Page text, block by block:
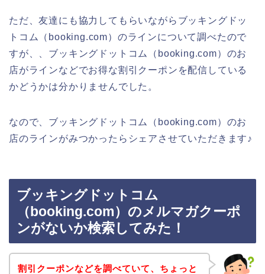
ただ、友達にも協力してもらいながらブッキングドッ
トコム（booking.com）のラインについて調べたので
すが、、ブッキングドットコム（booking.com）のお
店がラインなどでお得な割引クーポンを配信している
かどうかは分かりませんでした。
なので、ブッキングドットコム（booking.com）のお
店のラインがみつかったらシェアさせていただきます♪
ブッキングドットコム
（booking.com）のメルマガクーポ
ンがないか検索してみた！
割引クーポンなどを調べていて、ちょっと